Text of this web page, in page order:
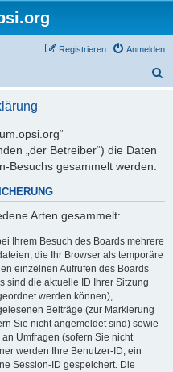
Anmelden
Registrieren
„der Betreiber“) die Daten
Besuchs gesammelt werden.
Arten gesammelt:
Ihrem Besuch des Boards mehrere
die Ihr Browser als temporäre
einzelnen Aufrufen des Boards
sind die aktuelle ID Ihrer Sitzung
werden können),
Beiträge (zur Markierung
Sie nicht angemeldet sind) sowie
Umfragen (sofern Sie nicht
werden Ihre Benutzer-ID, ein
Session-ID gespeichert. Die